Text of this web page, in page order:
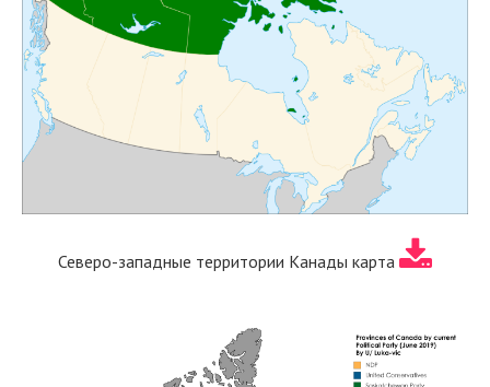
Северо-западные территории Канады карта